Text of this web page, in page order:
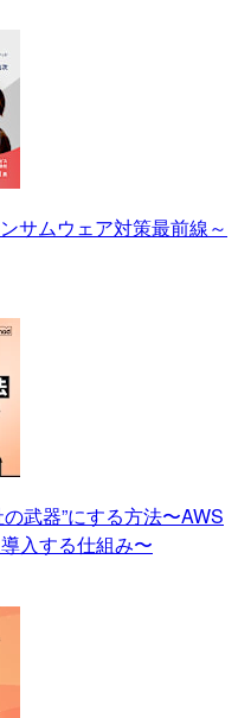
サムウェア対策最前線～
武器”にする方法〜AWS
入する仕組み〜